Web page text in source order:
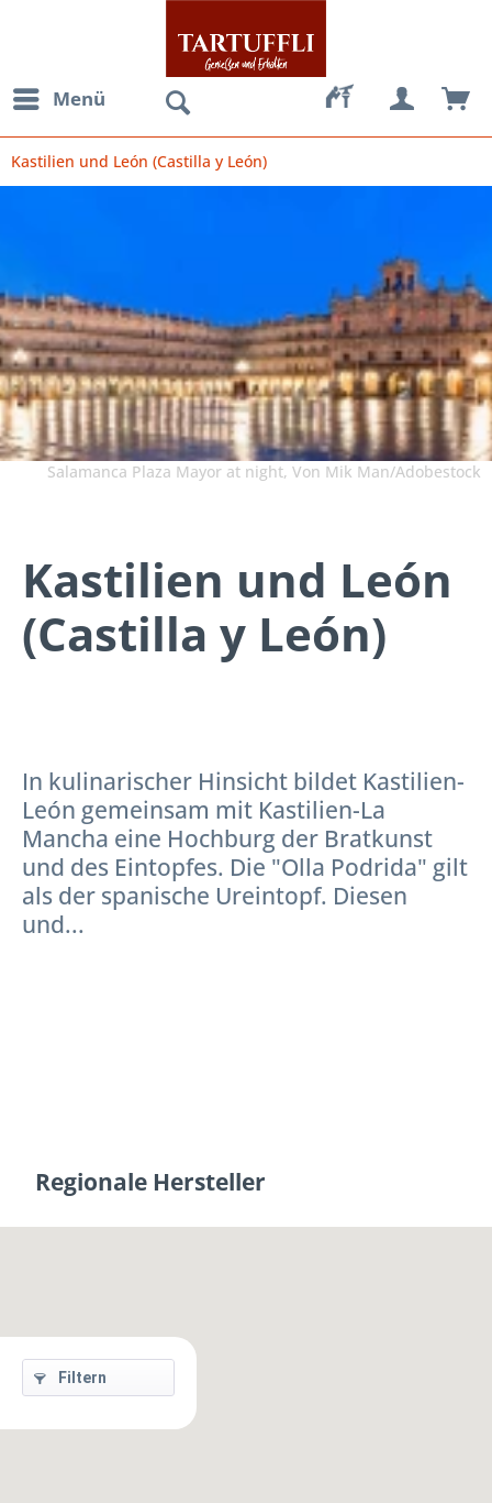
Menü
Kastilien und León (Castilla y León)
Salamanca Plaza Mayor at night, Von Mik Man/Adobestock
Kastilien und León
(Castilla y León)
In kulinarischer Hinsicht bildet Kastilien-
León gemeinsam mit Kastilien-La
Mancha eine Hochburg der Bratkunst
und des Eintopfes. Die "Olla Podrida" gilt
als der spanische Ureintopf. Diesen
und...
Regionale Hersteller
Filtern